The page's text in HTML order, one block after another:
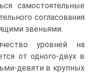
самостоятельные
согласования
звеньями.
уровней на
от одного-двух в
девяти в крупных